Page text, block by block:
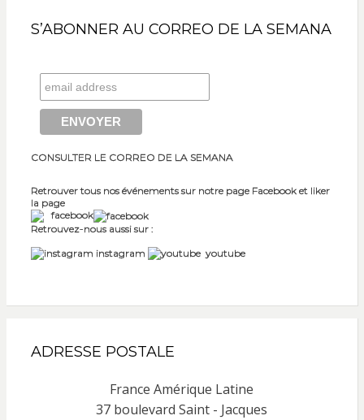
S’ABONNER AU CORREO DE LA SEMANA
CONSULTER LE CORREO DE LA SEMANA
Retrouver tous nos événements sur notre page Facebook et liker
la page
facebook
Retrouvez-nous aussi sur :
instagram
youtube
ADRESSE POSTALE
France Amérique Latine
37 boulevard Saint - Jacques